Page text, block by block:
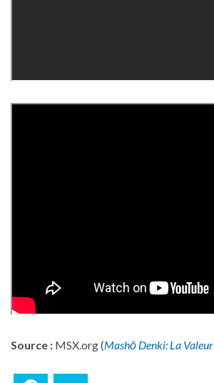
Source : MSX.org (Mashō Denki: La Valeur